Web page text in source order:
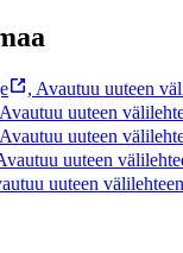
, Avautuu uuteen
Avautuu uuteen
Avautuu uuteen
uuteen
uuteen välilehteen